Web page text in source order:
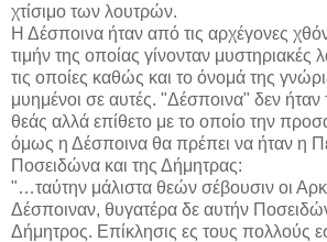
χτίσιμο των λουτρών.
Η Δέσποινα ήταν από τις αρχέγονες
τιμήν της οποίας γίνονταν μυστηριακές
τις οποίες καθώς και το όνομά της
μυημένοι σε αυτές. "Δέσποινα" δεν ήταν
θεάς αλλά επίθετο με το οποίο την
όμως η Δέσποινα θα πρέπει να ήταν η
Ποσειδώνα και της Δήμητρας:
"…ταύτην μάλιστα θεών σέβουσιν οι
Δέσποιναν, θυγατέρα δε αυτήν
Δήμητρος. Επίκλησις ες τους πολλούς